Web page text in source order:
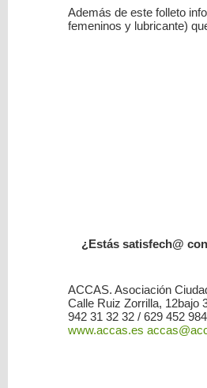
Además de este folleto
femeninos y lubricante)
¿Estás satisfech@
ACCAS. Asociación
Calle Ruiz Zorrilla, 12bajo
942 31 32 32 / 629 452 984
www.accas.es